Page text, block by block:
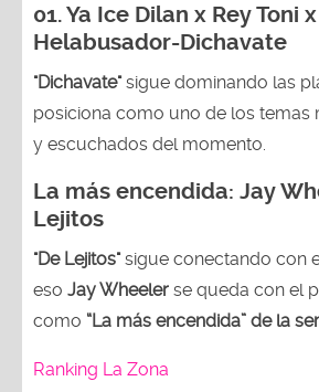
01.Ya Ice Dilan x Rey Toni x
Helabusador-Dichavate
"Dichavate"sigue dominando las
posiciona como uno de los temas
y escuchados del momento.
La más encendida: Jay
Lejitos
"De Lejitos"sigue conectando con
eso Jay Wheeler se queda con el
como “La más encendida” de la
Ranking La Zona